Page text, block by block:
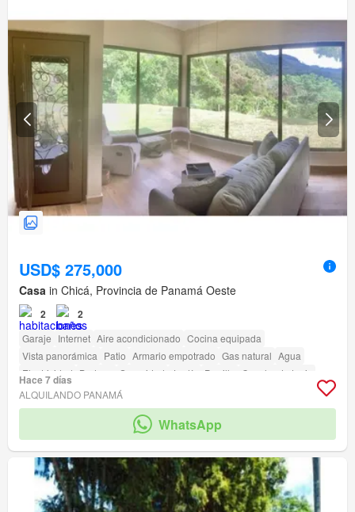
USD$ 275,000
Casa in Chicá, Provincia de Panamá Oeste
2 2
Garaje Internet Aire acondicionado Cocina equipada
Vista panorámica Patio Armario empotrado Gas natural Agua
Electricidad Bodega Seguridad Jardín Parrilla Cancha de tenis
Hace 7 días
ALQUILANDO PANAMÁ
WhatsApp